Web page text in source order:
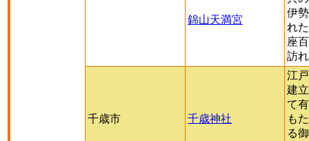
錦山天満宮
伊
れ
座
訪
千歳市 千歳神社
江
建
て
も
る